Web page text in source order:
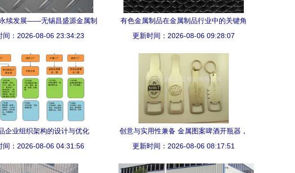
续发展——无锡昌盛源金属制
品的品质之路
间：2026-08-06 23:34:23
有色金属制品在金属制品行业中的关键角
色与发展趋势
更新时间：2026-08-06 09:28:07
企业组织架构的设计与优化
间：2026-08-06 04:31:56
创意与实用性兼备 金属图案啤酒开瓶器，
促销定制的理想选择
更新时间：2026-08-06 08:17:51